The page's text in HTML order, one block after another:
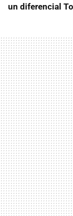
un diferencial